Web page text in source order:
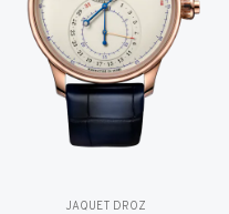
JAQUET DROZ